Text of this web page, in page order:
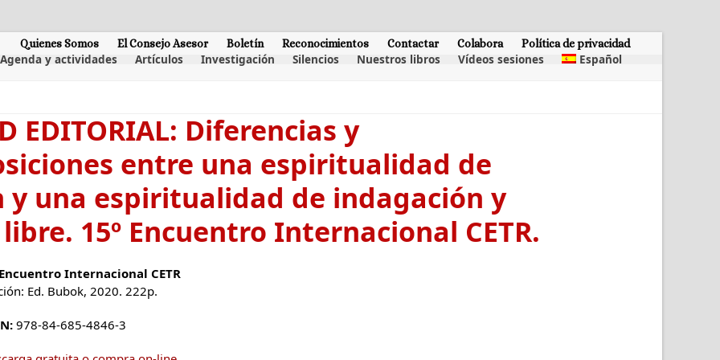
Quienes Somos El Consejo Asesor Boletín Reconocimientos Contactar Colabora Política de privacidad
Agenda y actividades Artículos Investigación Silencios Nuestros libros Vídeos sesiones Español
EDITORIAL: Diferencias y
entre una espiritualidad de
y una espiritualidad de indagación y
15º Encuentro Internacional CETR.
Internacional CETR
Ed. Bubok, 2020. 222p.
978-84-685-4846-3